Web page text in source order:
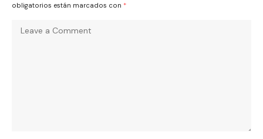
obligatorios están marcados con *